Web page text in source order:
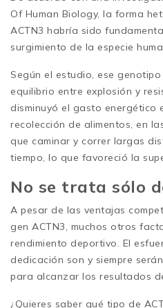
Of Human Biology, la forma
ACTN3 habría sido
surgimiento de la especie
Según el estudio, ese
equilibrio entre explosión y
disminuyó el gasto energético
recolección de alimentos, en
que caminar y correr largas
tiempo, lo que favoreció la
No se trata sólo
A pesar de las ventajas
gen ACTN3, muchos otros
rendimiento deportivo. El
dedicación son y siempre
para alcanzar los resultados
¿Quieres saber qué tipo de